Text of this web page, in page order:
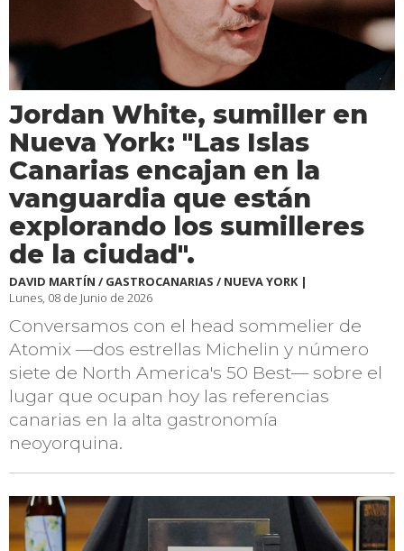
Jordan White, sumiller en
Nueva York: "Las Islas
Canarias encajan en la
vanguardia que están
explorando los sumilleres
de la ciudad".
DAVID MARTÍN / GASTROCANARIAS / NUEVA YORK |
Lunes, 08 de Junio de 2026
Conversamos con el head sommelier de
Atomix —dos estrellas Michelin y número
siete de North America's 50 Best— sobre el
lugar que ocupan hoy las referencias
canarias en la alta gastronomía
neoyorquina.